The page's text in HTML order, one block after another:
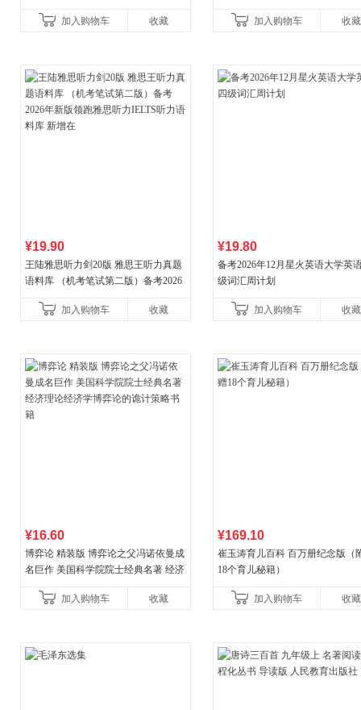
加入购物车
收藏 加入购物车 收藏
¥19.90
王陆雅思听力剑20版 雅思王听力真题
语料库 （机考笔试第二版）备考2026
新增在
加入购物车 收藏
¥19.80
备考2026年12月星火英语大学英
级词汇周计划
加入购物车 收藏
¥16.60
博弈论 精装版 博弈论之父冯诺依曼成
名巨作 美国科学院院士经典名著 经济
加入购物车
收藏
¥169.10
崔玉涛育儿百科 百万册纪念版（
18个育儿秘籍）
加入购物车 收藏